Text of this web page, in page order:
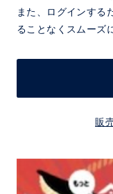
また、ログインする
ることなくスムーズ
販